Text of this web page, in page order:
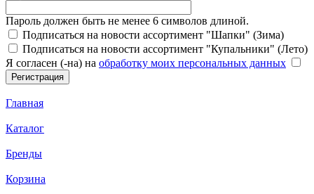
Пароль должен быть не менее 6 символов длиной.
Подписаться на новости ассортимент "Шапки" (Зима)
Подписаться на новости ассортимент "Купальники" (Лето)
Я согласен (-на) на обработку моих персональных данных
Главная
Каталог
Бренды
Корзина